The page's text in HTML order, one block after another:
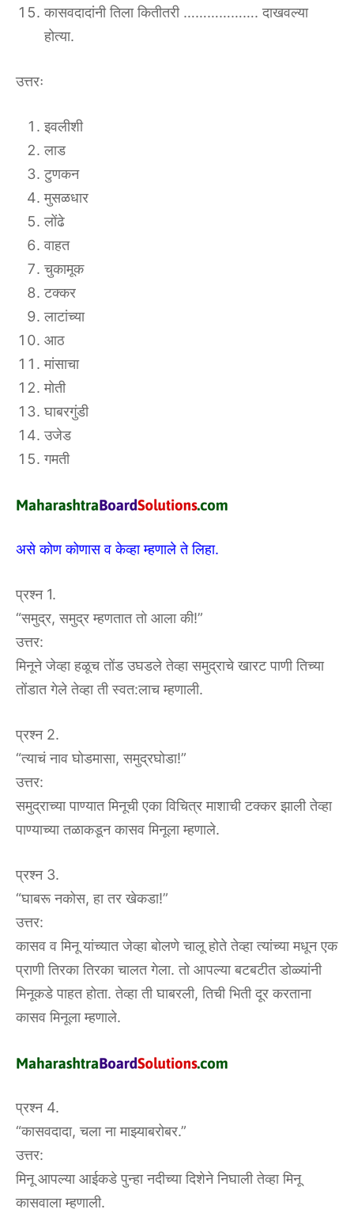
कासवदादांनी तिला कितीतरी ………………. दाखवल्या
होत्या.
उत्तरः
इवलीशी
लाड
टुणकन
मुसळधार
लोंढे
वाहत
चुकामूक
टक्कर
लाटांच्या
आठ
मांसाचा
मोती
घाबरगुंडी
उजेड
गमती
असे कोण कोणास व केव्हा म्हणाले ते लिहा.
प्रश्न 1.
“समुद्र, समुद्र म्हणतात तो आला की!”
उत्तर:
मिनूने जेव्हा हळूच तोंड उघडले तेव्हा समुद्राचे खारट पाणी तिच्या
तोंडात गेले तेव्हा ती स्वत:लाच म्हणाली.
प्रश्न 2.
“त्याचं नाव घोडमासा, समुद्रघोडा!”
उत्तर:
समुद्राच्या पाण्यात मिनूची एका विचित्र माशाची टक्कर झाली तेव्हा
पाण्याच्या तळाकडून कासव मिनूला म्हणाले.
प्रश्न 3.
“घाबरू नकोस, हा तर खेकडा!”
उत्तर:
कासव व मिनू यांच्यात जेव्हा बोलणे चालू होते तेव्हा त्यांच्या मधून एक
प्राणी तिरका तिरका चालत गेला. तो आपल्या बटबटीत डोळ्यांनी
मिनूकडे पाहत होता. तेव्हा ती घाबरली, तिची भिती दूर करताना
कासव मिनूला म्हणाले.
प्रश्न 4.
“कासवदादा, चला ना माझ्याबरोबर.”
उत्तर:
मिनू आपल्या आईकडे पुन्हा नदीच्या दिशेने निघाली तेव्हा मिनू
कासवाला म्हणाली.